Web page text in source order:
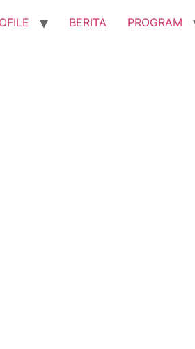
BERITA PROGRAM